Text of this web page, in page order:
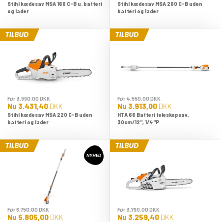
Stihl kædesav MSA 160 C-B u. batteri
og lader
Stihl kædesav MSA 200 C-B uden
batteri og lader
Før3.990,00DKK
Nu 3.431,40 DKK
Stihl kædesav MSA 220 C-B uden
batteri og lader
Før4.550,00DKK
Nu 3.913,00 DKK
HTA 66 Batteri teleskopsav,
30cm/12", 1/4"P
Før6.750,00DKK
Nu 5.805,00 DKK
Før3.790,00DKK
Nu 3.259,40 DKK